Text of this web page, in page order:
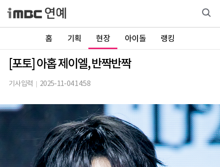
홈 기획 현장 아이돌 랭킹
[포토] 아홉 제이엘, 반짝반짝
기사입력 2025-11-04 14:58